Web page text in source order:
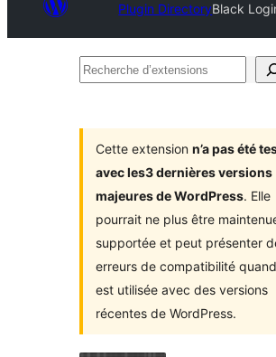
Plugin DirectoryBlack
Recherche
Cette extension n’a pas été
avec les3 dernières versions
majeures de WordPress. Elle
pourrait ne plus être
supportée et peut présenter
erreurs de compatibilité
est utilisée avec des versions
récentes de WordPress.